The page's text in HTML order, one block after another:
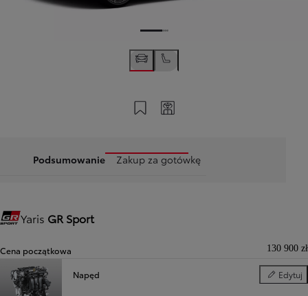
Zapisz na swoim koncie
Podsumowanie Zakup za gotówkę
Gazoo Racing
Yaris GR Sport
Cena początkowa 130 900 zł
Napęd Edytuj
Napęd